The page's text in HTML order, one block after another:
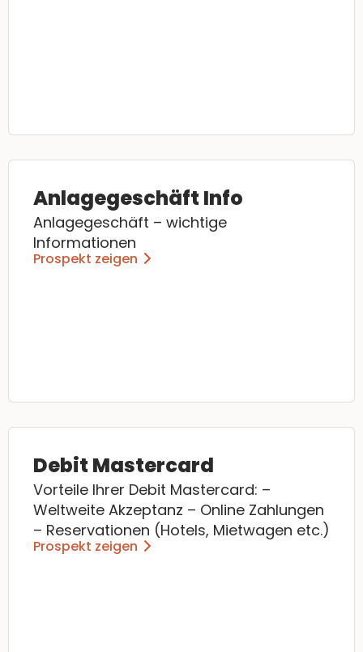
Anlagegeschäft Info
Anlagegeschäft – wichtige
Informationen
Prospekt zeigen
Debit Mastercard
Vorteile Ihrer Debit Mastercard: –
Weltweite Akzeptanz – Online Zahlungen
– Reservationen (Hotels, Mietwagen etc.)
Prospekt zeigen